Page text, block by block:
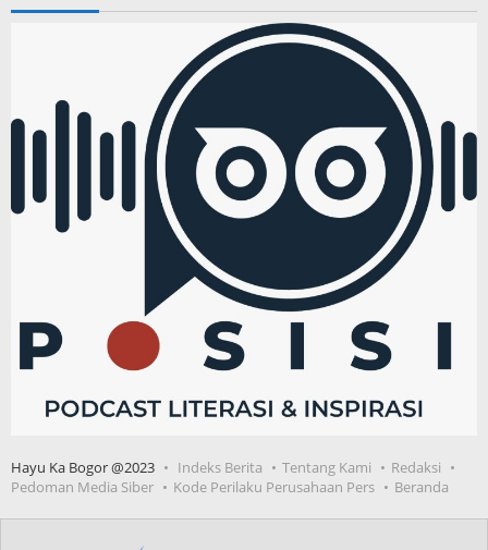
Hayu Ka Bogor @2023 Indeks Berita Tentang Kami
Redaksi
Pedoman Media Siber
Kode Perilaku Perusahaan Pers Beranda